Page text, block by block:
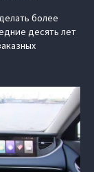
более
десять лет